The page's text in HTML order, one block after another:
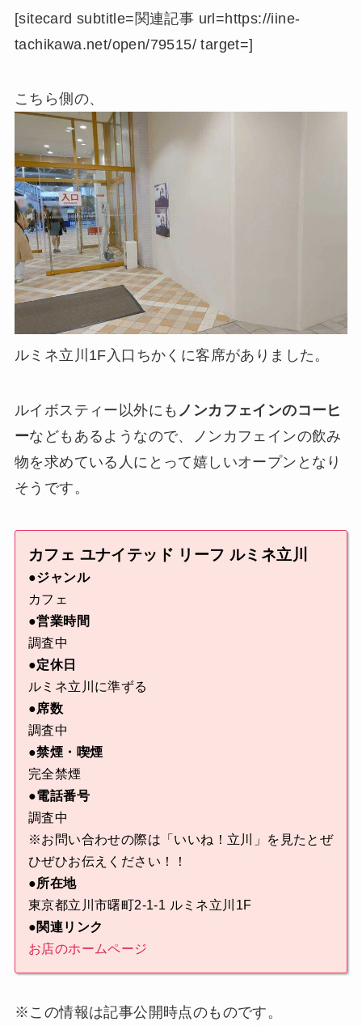
[sitecard subtitle=関連記事 url=https://iine-
tachikawa.net/open/79515/ target=]
こちら側の、
ルミネ立川1F入口ちかくに客席がありました。
ルイボスティー以外にも ノンカフェインのコーヒ
ーなどもあるようなので、ノンカフェインの飲み
物を求めている人にとって嬉しいオープンとなり
そうです。
カフェ ユナイテッド リーフ ルミネ立川
●ジャンル
カフェ
●営業時間
調査中
●定休日
ルミネ立川に準ずる
●席数
調査中
●禁煙・喫煙
完全禁煙
●電話番号
調査中
※お問い合わせの際は「いいね！立川」を見たとぜ
ひぜひお伝えください！！
●所在地
東京都立川市曙町2-1-1 ルミネ立川1F
●関連リンク
お店のホームページ
※この情報は記事公開時点のものです。